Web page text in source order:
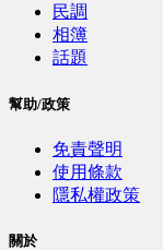
民調
相簿
話題
幫助/政策
免責聲明
使用條款
隱私權政策
關於